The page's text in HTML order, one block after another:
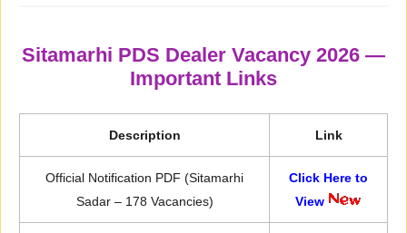
Sitamarhi PDS Dealer Vacancy 2026 —
Important Links
Description Link
Official Notification PDF (Sitamarhi
Sadar – 178 Vacancies)
Click Here to
View